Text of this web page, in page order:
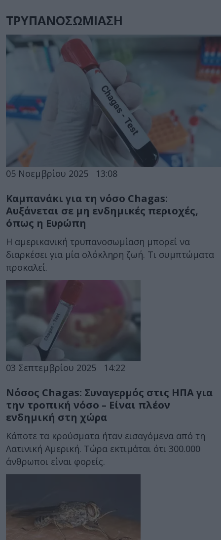
ΤΡΥΠΑΝΟΣΩΜΙΑΣΗ
05 Νοεμβρίου 2025 13:08
Καμπανάκι για τη νόσο Chagas:
Αυξάνεται σε μη ενδημικές περιοχές,
όπως η Ευρώπη
Η αμερικανική τρυπανοσωμίαση μπορεί να
διαρκέσει για μία ολόκληρη ζωή. Τι συμπτώματα
προκαλεί.
03 Σεπτεμβρίου 2025 14:22
Νόσος Chagas: Συναγερμός στις ΗΠΑ για
την τροπική νόσο – Είναι πλέον
ενδημική στη χώρα
Κάποτε τα κρούσματα ήταν εισαγόμενα από τη
Λατινική Αμερική. Τώρα εκτιμάται ότι 300.000
άνθρωποι είναι φορείς.